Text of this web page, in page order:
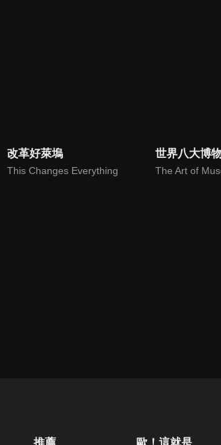
改革好萊塢
This Changes Everything
推薦 歐！這就是人生啊